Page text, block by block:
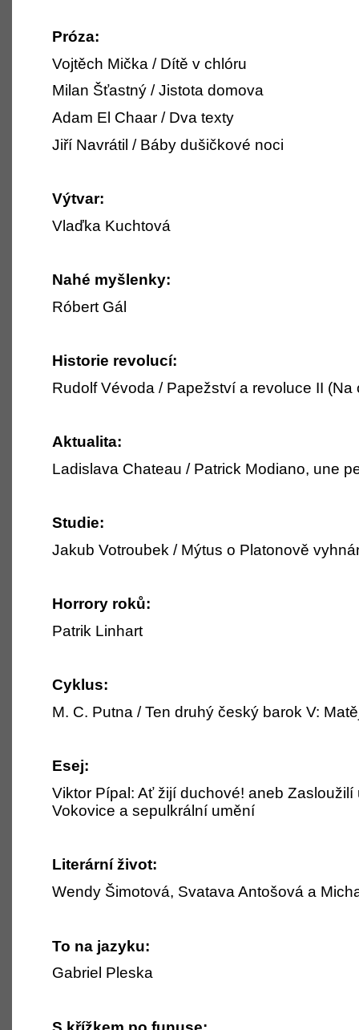
Próza:
Vojtěch Mička / Dítě v chlóru
Milan Šťastný / Jistota domova
Adam El Chaar / Dva texty
Jiří Navrátil / Báby dušičkové noci
Výtvar:
Vlaďka Kuchtová
Nahé myšlenky:
Róbert Gál
Historie revolucí:
Rudolf Vévoda / Papežství a revoluce II
Aktualita:
Ladislava Chateau / Patrick Modiano, une
Studie:
Jakub Votroubek / Mýtus o Platonově
Horrory roků:
Patrik Linhart
Cyklus:
M. C. Putna / Ten druhý český barok V:
Esej:
Viktor Pípal: Ať žijí duchové! aneb Zasloužilí
Vokovice a sepulkrální umění
Literární život:
Wendy Šimotová, Svatava Antošová a
To na jazyku:
Gabriel Pleska